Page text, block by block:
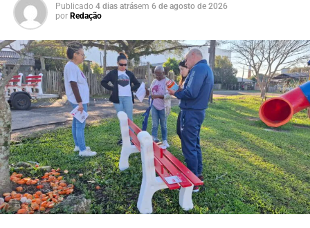
realizaram a remoção da árvore e do veículo para a
liberação do trânsito.
Publicado 4 dias atrásem 6 de agosto de 2026
por Redação